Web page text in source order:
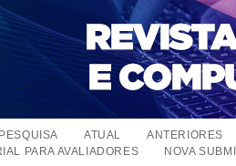
PESQUISA ATUAL ANTERIORES
PARA AVALIADORES NOVA